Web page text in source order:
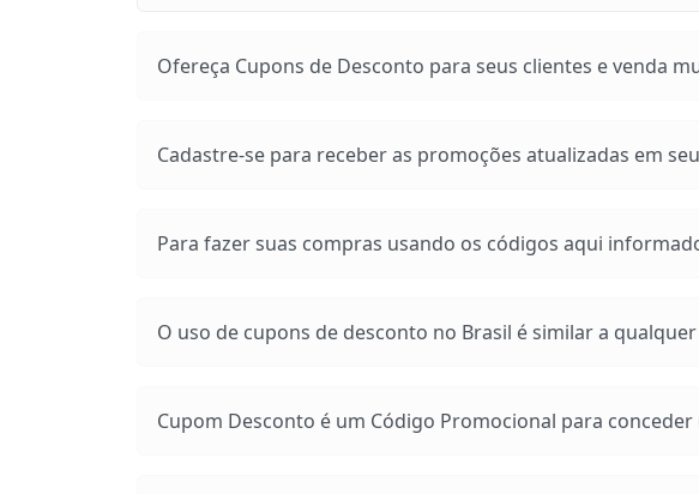
Ofereça Cupons de Desconto para seus clientes e venda
Cadastre-se para receber as promoções atualizadas em
Para fazer suas compras usando os códigos aqui
O uso de cupons de desconto no Brasil é similar a
Cupom Desconto é um Código Promocional para